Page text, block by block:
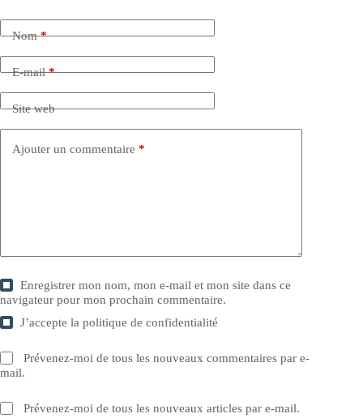
Nom*
E-mail*
Site web
Ajouter un commentaire *
Enregistrer mon nom, mon e-mail et mon site dans ce
navigateur pour mon prochain commentaire.
J’accepte lapolitique de confidentialité
Prévenez-moi de tous les nouveaux commentaires par e-
mail.
Prévenez-moi de tous les nouveaux articles par e-mail.